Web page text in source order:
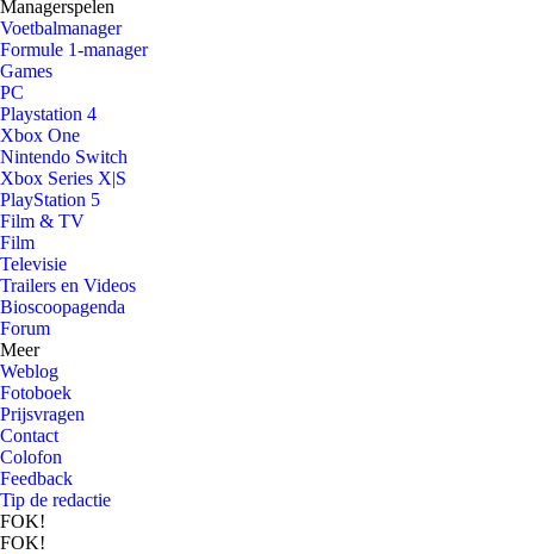
Managerspelen
Voetbalmanager
Formule 1-manager
Games
PC
Playstation 4
Xbox One
Nintendo Switch
Xbox Series X|S
PlayStation 5
Film & TV
Film
Televisie
Trailers en Videos
Bioscoopagenda
Forum
Meer
Weblog
Fotoboek
Prijsvragen
Contact
Colofon
Feedback
Tip de redactie
FOK!
FOK!